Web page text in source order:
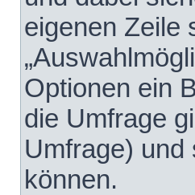
eigenen Zeile
Optionen ein
die Umfrage
Umfrage)
können.